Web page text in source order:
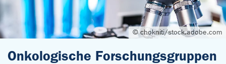
© chokniti/stock.adobe.com
Onkologische Forschungsgruppen